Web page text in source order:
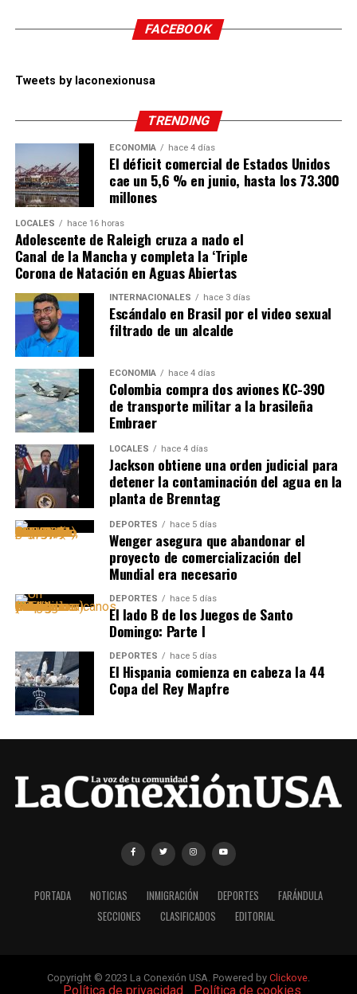
FACEBOOK
Tweets by laconexionusa
TRENDING
ECONOMÍA hace 4 días
El déficit comercial de Estados Unidos
cae un 5,6 % en junio, hasta los 73.300
millones
LOCALES hace 16 horas
Adolescente de Raleigh cruza a nado el
Canal de la Mancha y completa la ‘Triple
Corona de Natación en Aguas Abiertas
INTERNACIONALES hace 3 días
Escándalo en Brasil por el video sexual
filtrado de un alcalde
ECONOMÍA hace 4 días
Colombia compra dos aviones KC-390
de transporte militar a la brasileña
Embraer
LOCALES hace 4 días
Jackson obtiene una orden judicial para
detener la contaminación del agua en la
planta de Brenntag
DEPORTES hace 5 días
Wenger asegura que abandonar el
proyecto de comercialización del
Mundial era necesario
DEPORTES hace 5 días
El lado B de los Juegos de Santo
Domingo: Parte I
DEPORTES hace 5 días
El Hispania comienza en cabeza la 44
Copa del Rey Mapfre
PORTADA NOTICIAS INMIGRACIÓN DEPORTES
FARÁNDULA
SECCIONES
CLASIFICADOS EDITORIAL
Copyright © 2023 La Conexión USA. Powered by Clickove.
Política de privacidad| Política de cookies